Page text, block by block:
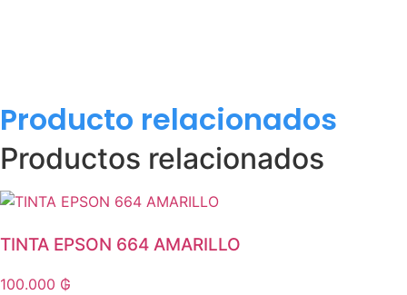
Producto relacionados
Productos relacionados
TINTA EPSON 664 AMARILLO
100.000 ₲